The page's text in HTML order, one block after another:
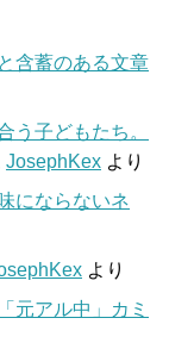
含蓄のある文章
子どもたち。
JosephKex より
にならないネ
より
元アル中」カミ